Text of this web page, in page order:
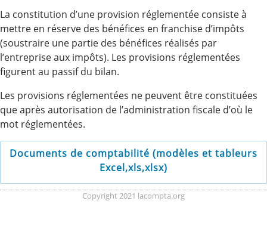
La constitution d’une provision réglementée consiste à
mettre en réserve des bénéfices en franchise d’impôts
(soustraire une partie des bénéfices réalisés par
l’entreprise aux impôts). Les provisions réglementées
figurent au passif du bilan.
Les provisions réglementées ne peuvent être constituées
que après autorisation de l’administration fiscale d’où le
mot réglementées.
Documents de comptabilité (modèles et tableurs
Excel,xls,xlsx)
Copyright 2021 lacompta.org